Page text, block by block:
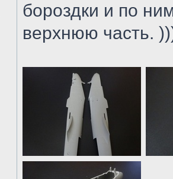
бороздки и по
верхнюю часть.